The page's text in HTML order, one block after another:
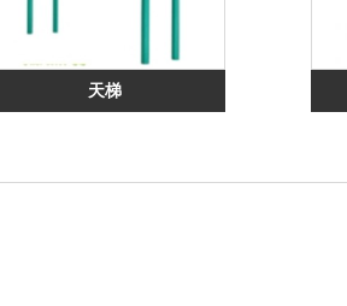
天梯